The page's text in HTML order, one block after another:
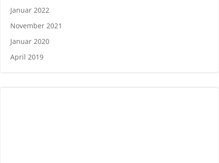
Januar 2022
November 2021
Januar 2020
April 2019